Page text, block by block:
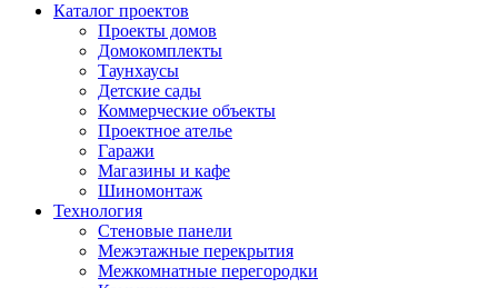
Каталог проектов
Проекты домов
Домокомплекты
Таунхаусы
Детские сады
Коммерческие объекты
Проектное ателье
Гаражи
Магазины и кафе
Шиномонтаж
Технология
Стеновые панели
Межэтажные перекрытия
Межкомнатные перегородки